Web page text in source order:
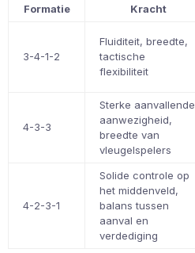
Formatie Kracht
3-4-1-2
Fluiditeit, breedte,
tactische
flexibiliteit
4-3-3
Sterke aanvallende
aanwezigheid,
breedte van
vleugelspelers
4-2-3-1
Solide controle op
het middenveld,
balans tussen
aanval en
verdediging